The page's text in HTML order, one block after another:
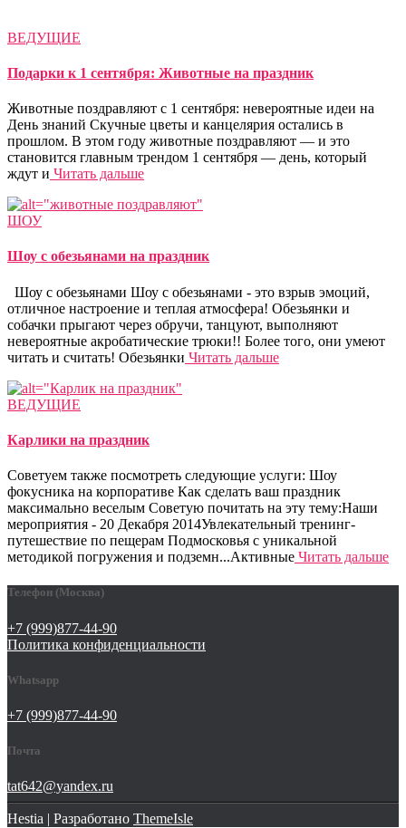
ВЕДУЩИЕ
Подарки к 1 сентября: Животные на праздник
Животные поздравляют с 1 сентября: невероятные идеи на
День знаний Скучные цветы и канцелярия остались в
прошлом. В этом году животные поздравляют — и это
становится главным трендом 1 сентября — день, который
ждут и Читать дальше
ШОУ
Шоу с обезьянами на праздник
Шоу с обезьянами Шоу с обезьянами - это взрыв эмоций,
отличное настроение и теплая атмосфера! Обезьянки и
собачки прыгают через обручи, танцуют, выполняют
невероятные акробатические трюки!! Более того, они умеют
читать и считать! Обезьянки Читать дальше
ВЕДУЩИЕ
Карлики на праздник
Советуем также посмотреть следующие услуги: Шоу
фокусника на корпоративе Как сделать ваш праздник
максимально веселым Советую почитать на эту тему:Наши
мероприятия - 20 Декабря 2014Увлекательный тренинг-
путешествие по пещерам Подмосковья с уникальной
методикой погружения и подземн...Активные Читать дальше
Телефон (Москва)
+7 (999)877-44-90
Политика конфиденциальности
Whatsapp
+7 (999)877-44-90
Почта
tat642@yandex.ru
Hestia | Разработано ThemeIsle